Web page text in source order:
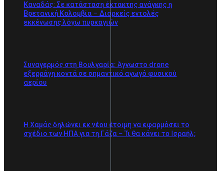
Καναδάς: Σε κατάσταση έκτακτης ανάγκης η
Βρετανική Κολομβία – Διαρκείς εντολές
εκκένωσης λόγω πυρκαγιών
Συναγερμός στη Βουλγαρία: Άγνωστο drone
εξερράγη κοντά σε σημαντικό αγωγό φυσικού
αερίου
Η Χαμάς δηλώνει εκ νέου έτοιμη να εφαρμόσει το
σχέδιο των ΗΠΑ για τη Γάζα – Τι θα κάνει το Ισραήλ;